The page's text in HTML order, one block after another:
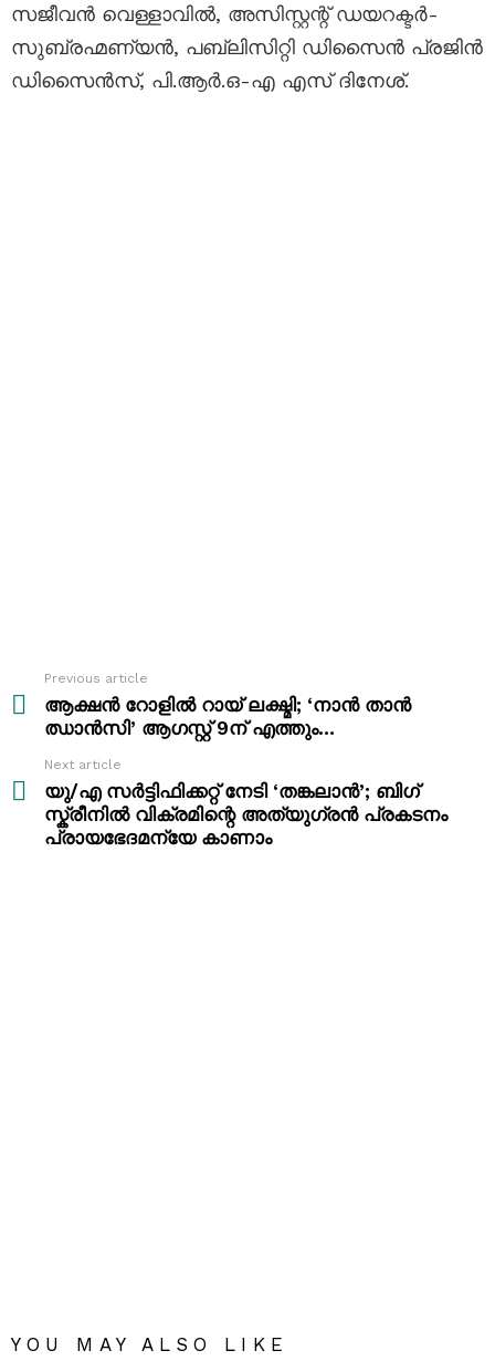
സജീവൻ വെള്ളാവിൽ, അസിസ്റ്റന്റ് ഡയറക്ടർ-
സുബ്രഹ്മണ്യൻ, പബ്ലിസിറ്റി ഡിസൈൻ പ്രജിൻ
ഡിസൈൻസ്, പി.ആർ.ഒ-എ എസ് ദിനേശ്.
more
Previous article
ആക്ഷൻ റോളിൽ റായ് ലക്ഷ്മി; ‘നാൻ താൻ
ഝാൻസി’ ആഗസ്റ്റ് 9ന് എത്തും…
Next article
യു/എ സർട്ടിഫിക്കറ്റ് നേടി ‘തങ്കലാൻ’; ബിഗ്
സ്ക്രീനിൽ വിക്രമിന്റെ അത്യുഗ്രൻ പ്രകടനം
പ്രായഭേദമന്യേ കാണാം
YOU MAY ALSO LIKE